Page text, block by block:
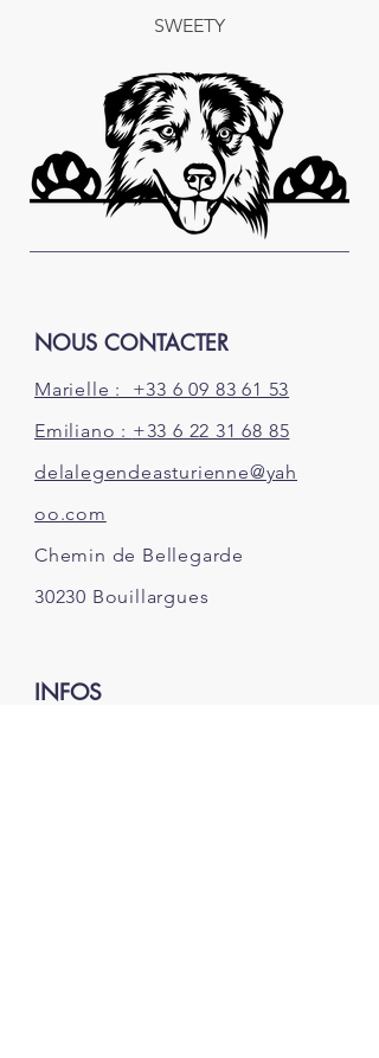
SWEETY
NOUS CONTACTER
Marielle : +33 6 09 83 61 53
Emiliano : +33 6 22 31 68 85
delalegendeasturienne@yah
oo.com
Chemin de Bellegarde
30230 Bouillargues
INFOS